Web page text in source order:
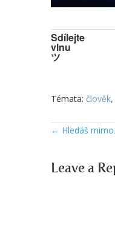
Sdílejte
vlnu
ツ
Témata: člověk,
← Hledáš
Leave a